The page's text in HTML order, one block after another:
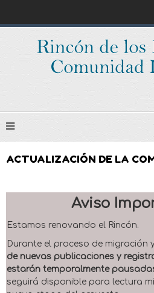
ACTUALIZACIÓN DE LA
Aviso
Estamos renovando el Rincón.
Durante el proceso de migración
de nuevas publicaciones y
estarán temporalmente
seguirá disponible para lectura